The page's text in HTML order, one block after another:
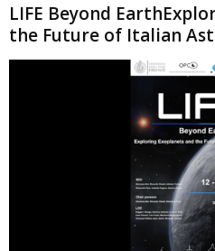
LIFE Beyond
the Future of Italian